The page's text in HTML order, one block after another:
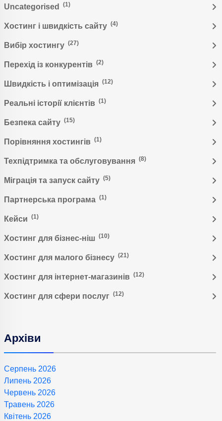
Uncategorised (1)
Хостинг і швидкість сайту (4)
Вибір хостингу (27)
Перехід із конкурентів (2)
Швидкість і оптимізація (12)
Реальні історії клієнтів (1)
Безпека сайту (15)
Порівняння хостингів (1)
Техпідтримка та обслуговування (8)
Міграція та запуск сайту (5)
Партнерська програма (1)
Кейси (1)
Хостинг для бізнес-ніш (10)
Хостинг для малого бізнесу (21)
Хостинг для інтернет-магазинів (12)
Хостинг для сфери послуг (12)
Архіви
Серпень 2026
Липень 2026
Червень 2026
Травень 2026
Квітень 2026